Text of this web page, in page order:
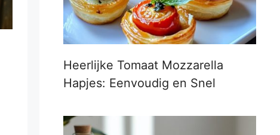
Heerlijke Tomaat Mozzarella
Hapjes: Eenvoudig en Snel